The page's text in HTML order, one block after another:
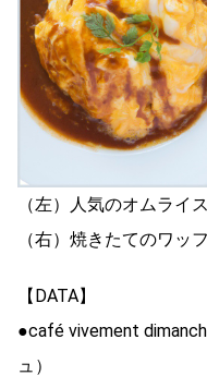
（左）人気のオムライ
（右）焼きたてのワッ
【DATA】
●café vivement
ュ）